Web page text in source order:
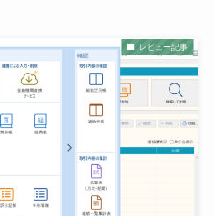
レビュー記事